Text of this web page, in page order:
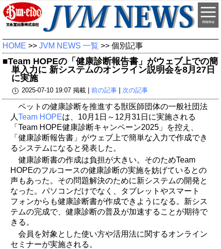
menu
HOME >> JVM NEWS 一覧 >> 個別記事
■Team HOPEの「健康診断報告書」がウェブ上での簡
単入力に 新システムのオンライン説明会を8月27日
に実施
2025-07-10 19:07 掲載 | 前の記事| 次の記事
ペットの健康診断を推進する獣医師団体の一般社団法
人 Team HOPEは、10月1日～12月31日に実施される
「Team HOPE健康診断キャンペーン2025」を控え、
「健康診断報告書」がウェブ上で簡単な入力で作成でき
るシステムになると発表した。
健康診断書の作成は負担が大きい。そのためTeam
HOPEのフルコースの健康診断の実施を妨げているとの
声もあった。その問題解決のために新システムの開発と
なった。パソコンだけでなく、タブレットやスマート
フォンからも健康診断書が作成できようになる。新シス
テムの完成で、健康診断の普及が加速することが期待で
きる。
会員を対象とした使い方や活用法に関するオンライン
セミナーが実施される。